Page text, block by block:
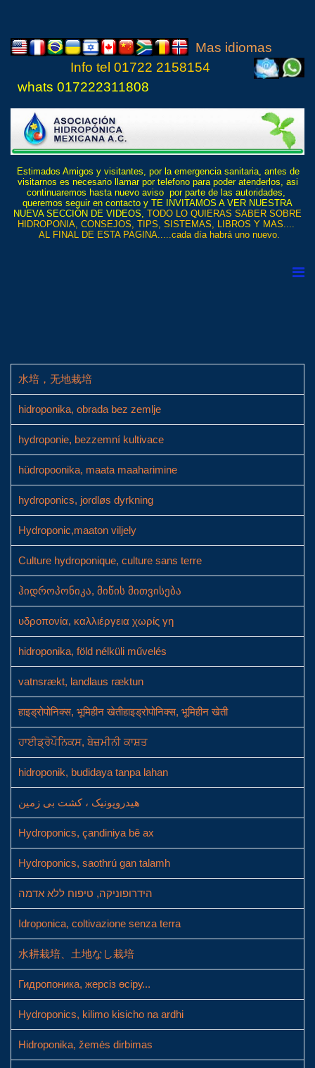
Mas idiomas
Info tel 01722 2158154
whats 017222311808
Estimados Amigos y visitantes, por la emergencia sanitaria, antes de
visitarnos es necesario llamar por telefono para poder atenderlos, asi
continuaremos hasta nuevo aviso por parte de las autoridades,
queremos seguir en contacto y TE INVITAMOS A VER NUESTRA
NUEVA SECCIÓN DE VIDEOS, TODO LO QUIERAS SABER SOBRE
HIDROPONIA, CONSEJOS, TIPS, SISTEMAS, LIBROS Y MAS....
AL FINAL DE ESTA PAGINA.....cada día habrá uno nuevo.
水培，无地栽培
hidroponika, obrada bez zemlje
hydroponie, bezzemní kultivace
hüdropoonika, maata maaharimine
hydroponics, jordløs dyrkning
Hydroponic,maaton viljely
Culture hydroponique, culture sans terre
ჰიდროპონიკა, მიწის მითვისება
υδροπονία, καλλιέργεια χωρίς γη
hidroponika, föld nélküli művelés
vatnsrækt, landlaus ræktun
हाइड्रोपोनिक्स, भूमिहीन खेतीहाइड्रोपोनिक्स, भूमिहीन खेती
ਹਾਈਡ੍ਰੋਪੌਨਿਕਸ, ਬੇਜ਼ਮੀਨੀ ਕਾਸ਼ਤ
hidroponik, budidaya tanpa lahan
هیدروپونیک ، کشت بی زمین
Hydroponics, çandiniya bê ax
Hydroponics, saothrú gan talamh
הידרופוניקה, טיפוח ללא אדמה
Idroponica, coltivazione senza terra
水耕栽培、土地なし栽培
Гидропоника, жерсіз өсіру...
Hydroponics, kilimo kisicho na ardhi
Hidroponika, žemės dirbimas